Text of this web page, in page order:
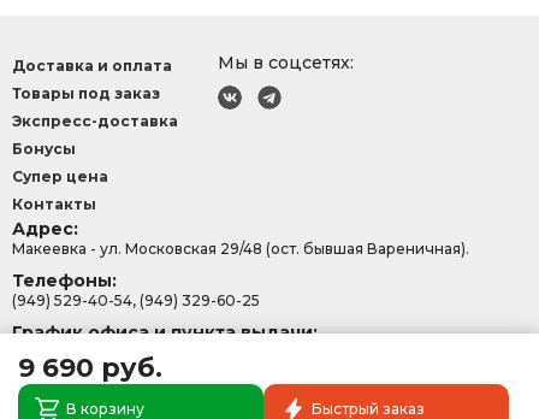
9 690 руб.
В корзину Быстрый заказ
Мы в соцсетях:
Доставка и оплата
Товары под заказ
Экспресс-доставка
Бонусы
Супер цена
Контакты
Адрес:
Макеевка - ул. Московская 29/48 (ост. бывшая Вареничная).
Телефоны:
(949) 529-40-54, (949) 329-60-25
График офиса и пункта выдачи: